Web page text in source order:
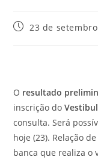
Post23 de
O resultado
inscrição do
consulta. Será
hoje (23). Relação
banca que realiza o